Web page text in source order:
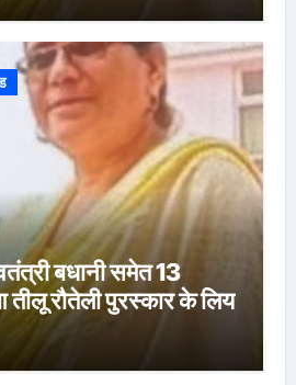
समेत 13
रौतेली पुरस्कार के लिय